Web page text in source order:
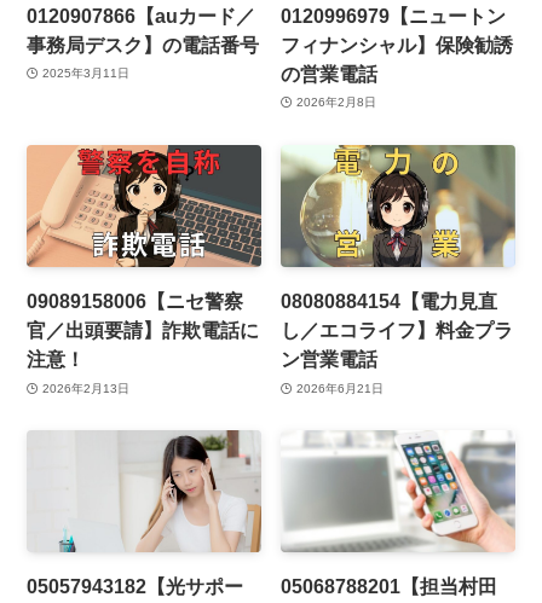
0120907866【auカード／
事務局デスク】の電話番号
2025年3月11日
0120996979【ニュートン
フィナンシャル】保険勧誘
の営業電話
2026年2月8日
09089158006【ニセ警察
官／出頭要請】詐欺電話に
注意！
2026年2月13日
08080884154【電力見直
し／エコライフ】料金プラ
ン営業電話
2026年6月21日
05057943182【光サポー
05068788201【担当村田